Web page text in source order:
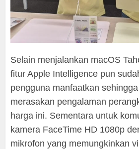
Selain menjalankan macOS
fitur Apple Intelligence pun
pengguna manfaatkan
merasakan pengalaman
harga ini. Sementara untuk
kamera FaceTime HD 1080p
mikrofon yang memungkinkan